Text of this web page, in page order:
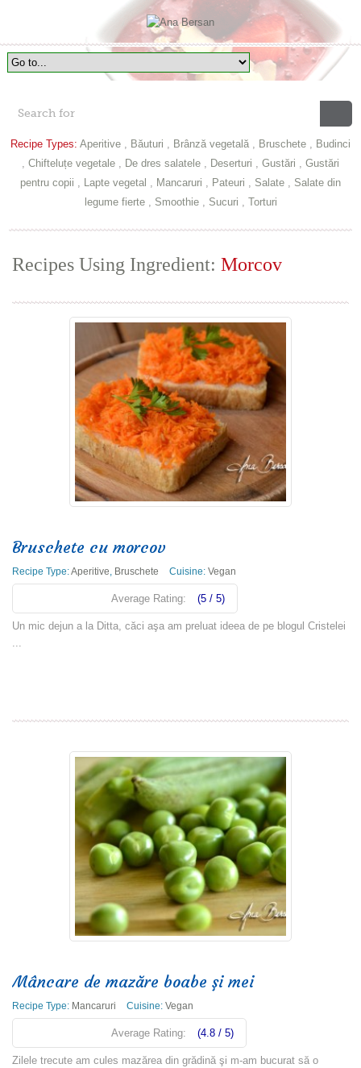
Recipe Types: Aperitive , Băuturi , Brânză vegetală , Bruschete , Budinci
, Chifteluțe vegetale , De dres salatele , Deserturi , Gustări , Gustări
pentru copii , Lapte vegetal , Mancaruri , Pateuri , Salate , Salate din
legume fierte, Smoothie, Sucuri , Torturi
Recipes Using Ingredient:Morcov
Bruschete cu morcov
Recipe Type:Aperitive, Bruschete Cuisine:Vegan
Average Rating: (5 / 5)
Un mic dejun a la Ditta, căci aşa am preluat ideea de pe blogul Cristelei
...
Mâncare de mazăre boabe şi mei
Recipe Type: Mancaruri Cuisine:Vegan
Average Rating: (4.8 / 5)
Zilele trecute am cules mazărea din grădină şi m-am bucurat să o